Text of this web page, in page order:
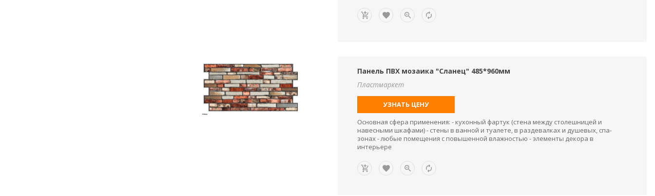
Панель ПВХ мозаика "Сланец" 485*960мм
Пластмаркет
УЗНАТЬ ЦЕНУ
Основная сфера применения: - кухонный фартук (стена между столешницей и
навесными шкафами) - стены в ванной и туалете, в раздевалках и душевых, спа-
зонах - любые помещения с повышенной влажностью - элементы декора в
интерьере